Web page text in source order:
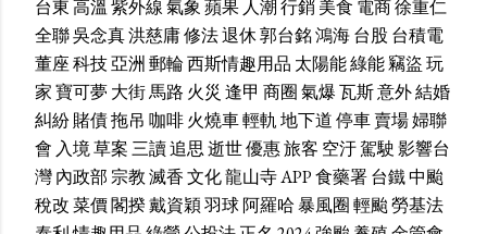
台東高溫 紫外線氣象蘋果 人潮行銷美食 電商徐重仁
全聯吳念真洪慈庸修法退休郭台銘鴻海台股 台積電
董座科技亞洲郵輪西斯情趣用品 太陽能綠能竊盜玩
家寶可夢大街馬路 火災 逢甲 商圈氣爆瓦斯意外結婚
糾紛賭債拖吊 咖啡火燒車輕軌地下道停車賣場婦聯
會 入境草案三讀追思逝世優惠旅客 空汙駕駛影響台
灣內政部宗教滅香文化龍山寺APP食藥署台鐵中颱
稅改菜價閣揆戴資穎羽球阿羅哈暴風圈輕颱勞基法